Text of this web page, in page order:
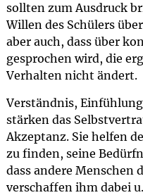
sollten zum Ausdruck
Willen des Schülers
aber auch, dass über
gesprochen wird, die
Verhalten nicht ändert.
Verständnis,
stärken das
Akzeptanz. Sie helfen
zu finden, seine
dass andere Menschen
verschaffen ihm dabei